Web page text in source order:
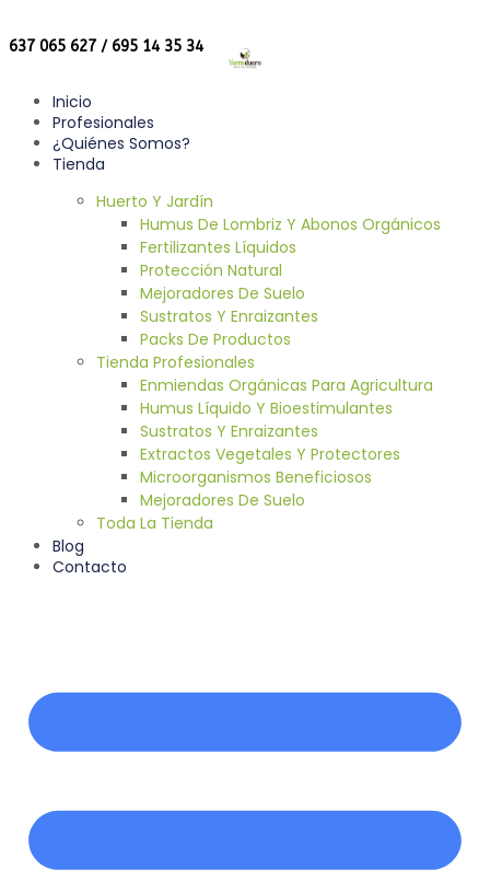
637 065 627 / 695 14 35 34
Inicio
Profesionales
¿Quiénes Somos?
Tienda
Huerto Y Jardín
Humus De Lombriz Y Abonos Orgánicos
Fertilizantes Líquidos
Protección Natural
Mejoradores De Suelo
Sustratos Y Enraizantes
Packs De Productos
Tienda Profesionales
Enmiendas Orgánicas Para Agricultura
Humus Líquido Y Bioestimulantes
Sustratos Y Enraizantes
Extractos Vegetales Y Protectores
Microorganismos Beneficiosos
Mejoradores De Suelo
Toda La Tienda
Blog
Contacto